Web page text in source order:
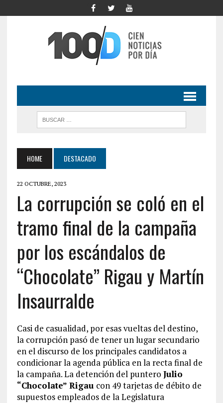
HOME DESTACADO
22 OCTUBRE, 2023
La corrupción se coló en el
tramo final de la campaña
por los escándalos de
“Chocolate” Rigau y Martín
Insaurralde
Casi de casualidad, por esas vueltas del destino,
la corrupción pasó de tener un lugar secundario
en el discurso de los principales candidatos a
condicionar la agenda pública en la recta final de
la campaña. La detención del puntero Julio
“Chocolate” Rigau con 49 tarjetas de débito de
supuestos empleados de la Legislatura